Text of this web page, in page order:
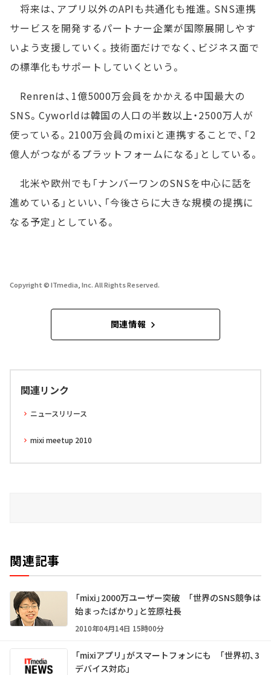
将来は、アプリ以外のAPIも共通化も推進。SNS連携
サービスを開発するパートナー企業が国際展開しやす
いよう支援していく。技術面だけでなく、ビジネス面で
の標準化もサポートしていくという。
Renrenは、1億5000万会員をかかえる中国最大の
SNS。Cyworldは韓国の人口の半数以上・2500万人が
使っている。2100万会員のmixiと連携することで、「2
億人がつながるプラットフォームになる」としている。
北米や欧州でも「ナンバーワンのSNSを中心に話を
進めている」といい、「今後さらに大きな規模の提携に
なる予定」としている。
Copyright © ITmedia, Inc. All Rights Reserved.
関連情報
関連リンク
ニュースリリース
mixi meetup 2010
関連記事
「mixi」2000万ユーザー突破 「世界のSNS競争は
始まったばかり」と笠原社長
2010年04月14日 15時00分
「mixiアプリ」がスマートフォンにも 「世界初、3
デバイス対応」